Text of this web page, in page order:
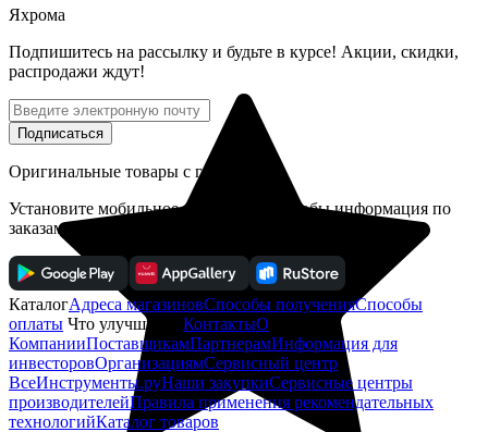
Яхрома
Подпишитесь на рассылку и будьте в курсе! Акции, скидки,
распродажи ждут!
Подписаться
Оригинальные товары с гарантией!
Установите мобильное приложение, чтобы информация по
заказам всегда была под рукой
КаталогАдреса магазиновСпособы полученияСпособы
оплаты Что улучшить? КонтактыО
КомпанииПоставщикамПартнерамИнформация для
инвесторовОрганизациямСервисный центр
ВсеИнструменты.руНаши закупкиСервисные центры
производителейПравила применения рекомендательных
технологийКаталог товаров